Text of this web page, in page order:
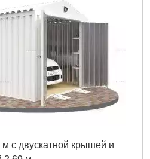
с двускатной крышей и